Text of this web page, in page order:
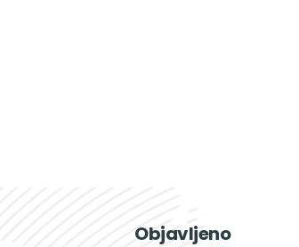
Objavljeno